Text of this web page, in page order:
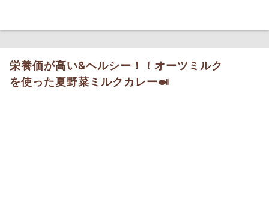
栄養価が高い&ヘルシー！！オーツミルク
を使った夏野菜ミルクカレー🍛